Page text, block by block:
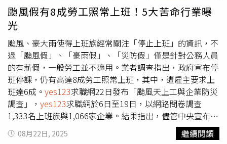
全年CPI年增率2.21%與國內生產毛額（GDP）成長率
4.45%計算，主張明年最低工資調幅應達4.435%，月薪將
提高至2萬9858元、時薪198元。即使考慮關稅等其他變
數，勞團仍堅持至少須調漲4%，換算後月薪為2萬9734
元，調幅1144元，時薪經四捨五入仍為198元。yes123求
職網發言人楊宗斌表示，最低工資調整主要在保障包括時薪
工、二度就業婦女、中高齡勞工及學生打工族等邊際勞工的
經濟條件。雖然多數上班族不會因調高基本工資而直接受
益，但「比價效應」與「外溢效果」有助於推升新鮮人起
薪，對解決青年低薪問題有正面作用。
颱風假有8成勞工照常上班！5大苦命行業曝
光
颱風、豪大雨使得上班族經常關注「停止上班」的資訊，不
過「颱風假」、「豪雨假」、「災防假」僅是針對公務人員
的有薪假，一般勞工並不適用。業者調查指出，政府宣布停
班停課，仍有高達8成勞工照常上班，其中，遭雇主要求上
班達6成。 yes123求職網22日發布「颱風天上工與企業防災
調查」， yes123求職網於6日至19日，以網路問卷調查
1,333名上班族與1,066家企業。結果指出，儘管中央宣布停
班，仍有高達81.2％的勞工曾照常上班，其中分別為64.6％
被老闆、主管要求到班，及16.6％自願上班。
yes123表
08月22日, 2025 繼續閱讀